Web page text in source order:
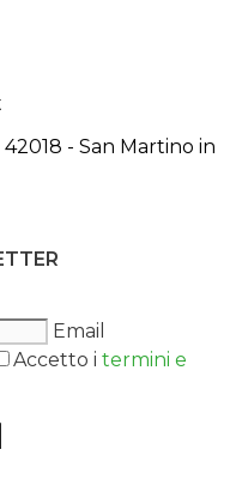
- San Martino in
Email
Accetto i termini e